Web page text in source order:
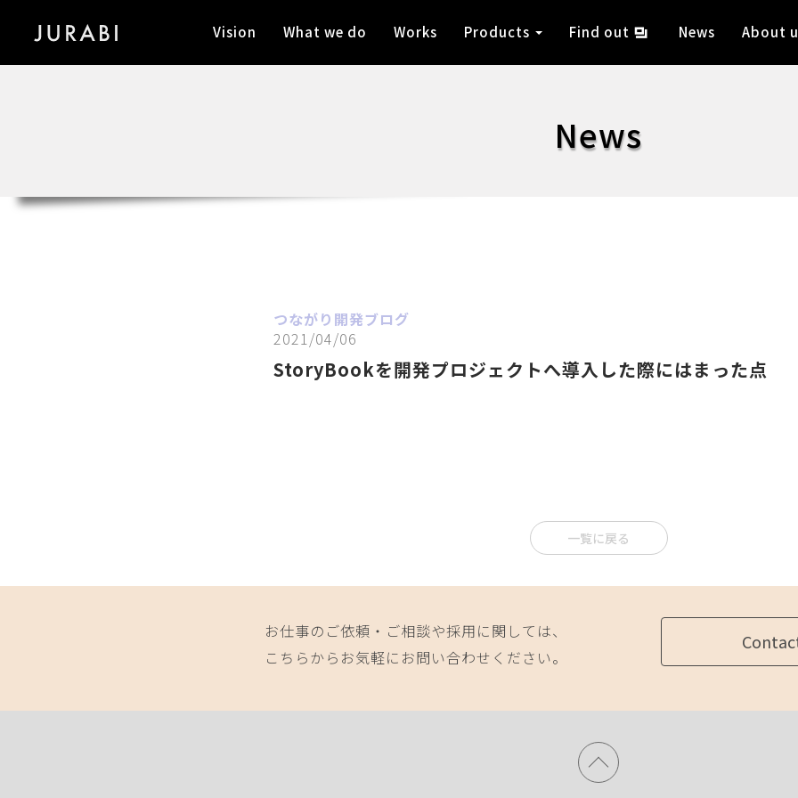
Vision What we do Works Products Find out News About
News
つながり開発ブログ
2021/04/06
StoryBookを開発プロジェクトへ導入した際にはまった点
一覧に戻る
お仕事のご依頼・ご相談や採用に関しては、
こちらからお気軽にお問い合わせください。